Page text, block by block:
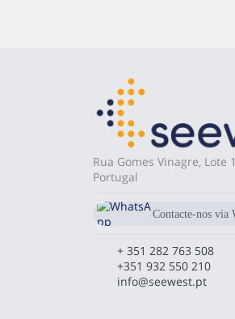
Rua Gomes Vinagre, Lote
Portugal
Contacte-nos via
+ 351 282 763 508
+351 932 550 210
info@seewest.pt